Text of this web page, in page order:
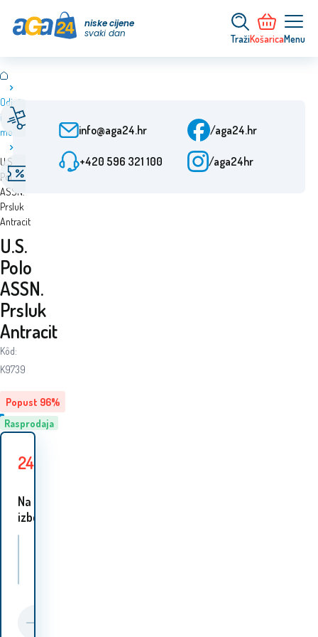
niske cijene
svaki dan
TražiKošaricaMenu
Odjeća
i
moda
U.S.
Polo
ASSN.
Prsluk
Antracit
Popust 96%
Rasprodaja
U.S.
Polo
ASSN.
Prsluk
Antracit
Kôd:
K9739
24.90
Na
izbor 1 varijanta:
Od narudžbe 24 h
Pon-Pet: 9-15:30
Akcijske ponude
Ovjerena tvrtka
Više od 10 godina na
/aga24.hr
/aga24hr
info@aga24.hr
+420 596 321 100